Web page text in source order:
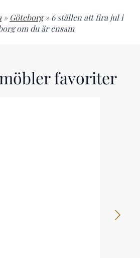
» Göteborg » 6 ställen att fira jul i
om du är ensam
favoriter